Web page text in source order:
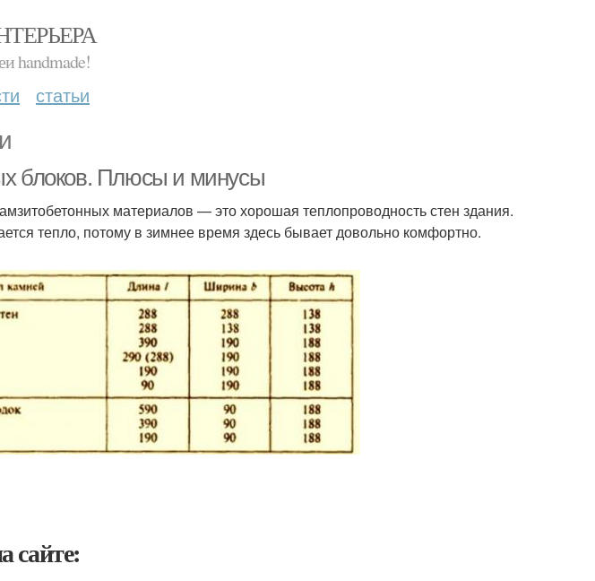
handmade!
статьи
блоков. Плюсы и минусы
материалов — это хорошая теплопроводность стен здания.
тепло, потому в зимнее время здесь бывает довольно комфортно.
сайте: